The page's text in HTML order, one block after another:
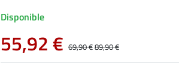
Disponible
55,92 € 69,90 €89,90 €